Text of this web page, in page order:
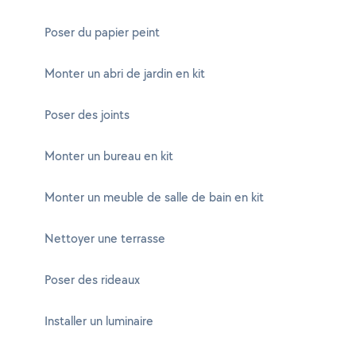
Poser du papier peint
Monter un abri de jardin en kit
Poser des joints
Monter un bureau en kit
Monter un meuble de salle de bain en kit
Nettoyer une terrasse
Poser des rideaux
Installer un luminaire